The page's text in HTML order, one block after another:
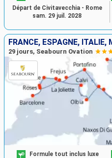
Départ de Civitavecchia - Rome
sam. 29 juil. 2028
29 jours, Seabourn Ovation
Formule tout inclus luxe